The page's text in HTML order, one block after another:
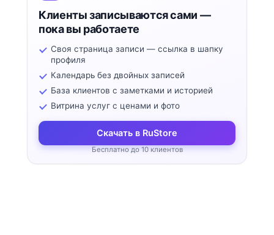
Клиенты записываются сами —
пока вы работаете
Своя страница записи — ссылка в шапку
профиля
Календарь без двойных записей
База клиентов с заметками и историей
Витрина услуг с ценами и фото
Скачать в RuStore
Бесплатно до 10 клиентов